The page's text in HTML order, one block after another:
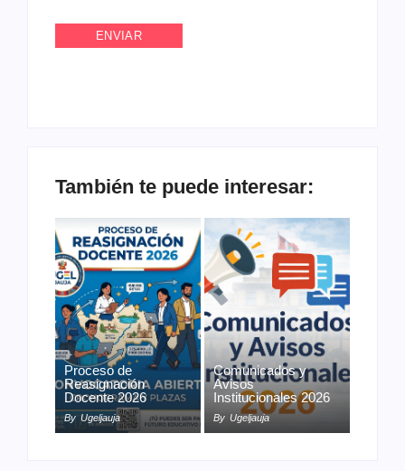
También te puede interesar:
Proceso de
Reasignación
Docente 2026
By Ugeljauja
Comunicados y
Avisos
Institucionales 2026
By Ugeljauja